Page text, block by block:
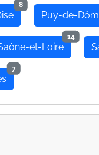
8
Puy-de-
et-Loire
14
7